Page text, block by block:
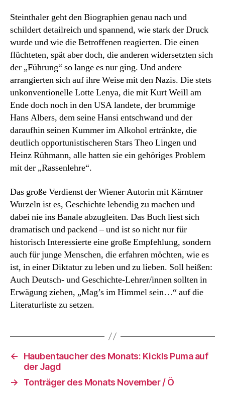
Steinthaler geht den Biographien genau nach und
schildert detailreich und spannend, wie stark der Druck
wurde und wie die Betroffenen reagierten. Die einen
flüchteten, spät aber doch, die anderen widersetzten sich
der „Führung“ so lange es nur ging. Und andere
arrangierten sich auf ihre Weise mit den Nazis. Die stets
unkonventionelle Lotte Lenya, die mit Kurt Weill am
Ende doch noch in den USA landete, der brummige
Hans Albers, dem seine Hansi entschwand und der
daraufhin seinen Kummer im Alkohol ertränkte, die
deutlich opportunistischeren Stars Theo Lingen und
Heinz Rühmann, alle hatten sie ein gehöriges Problem
mit der „Rassenlehre“.
Das große Verdienst der Wiener Autorin mit Kärntner
Wurzeln ist es, Geschichte lebendig zu machen und
dabei nie ins Banale abzugleiten. Das Buch liest sich
dramatisch und packend – und ist so nicht nur für
historisch Interessierte eine große Empfehlung, sondern
auch für junge Menschen, die erfahren möchten, wie es
ist, in einer Diktatur zu leben und zu lieben. Soll heißen:
Auch Deutsch- und Geschichte-Lehrer/innen sollten in
Erwägung ziehen, „Mag’s im Himmel sein…“ auf die
Literaturliste zu setzen.
←
Haubentaucher des Monats: Kickls Puma auf
der Jagd
→
Tonträger des Monats November / Ö